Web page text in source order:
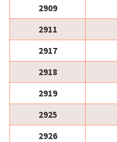
2909
2911
2917
2918
2919
2925
2926